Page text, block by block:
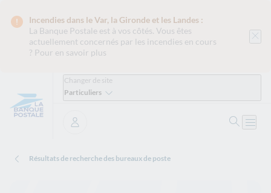
Incendies dans le Var, la Gironde et les Landes :
La Banque Postale est à vos côtés. Vous êtes
actuellement concernés par les incendies en cours
? Pour en savoir plus
Changer de site
Particuliers
Se connecter
Résultats de recherche des bureaux de poste